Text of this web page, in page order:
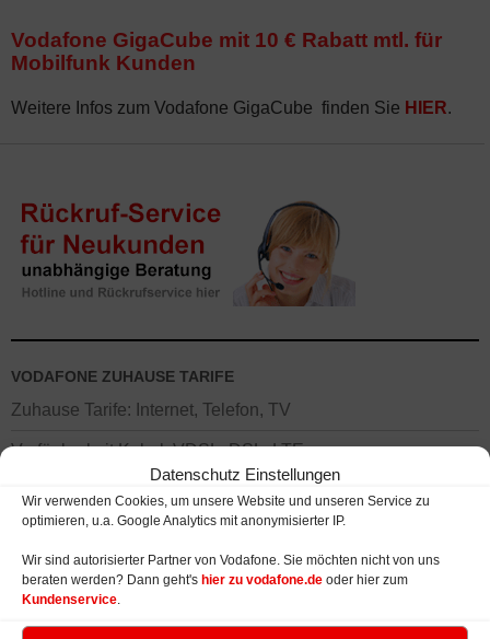
Datenschutz Einstellungen
Wir verwenden Cookies, um unsere Website und unseren Service zu
optimieren, u.a. Google Analytics mit anonymisierter IP.
Wir sind autorisierter Partner von Vodafone. Sie möchten nicht von uns
beraten werden? Dann geht's hier zu vodafone.de oder hier zum
Kundenservice.
Vodafone GigaCube mit 10 € Rabatt mtl. für
Mobilfunk Kunden
Weitere Infos zum Vodafone GigaCube finden Sie HIER.
VODAFONE ZUHAUSE TARIFE
Zuhause Tarife: Internet, Telefon, TV
Verfügbarkeit Kabel, VDSL, DSL, LTE
Telefonanschluss ohne Internetzugang
Geräte: WLAN Router und Modems